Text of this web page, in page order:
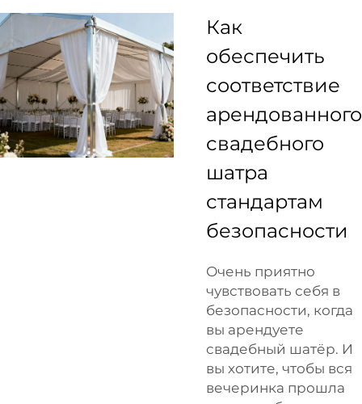
Как
обеспечить
соответствие
арендованного
свадебного
шатра
стандартам
безопасности
Очень приятно
чувствовать себя в
безопасности, когда
вы арендуете
свадебный шатёр. И
вы хотите, чтобы вся
вечеринка прошла